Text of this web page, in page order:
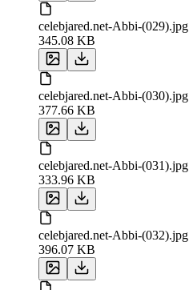
celebjared.net-Abbi-(029).jpg
345.08 KB
celebjared.net-Abbi-(030).jpg
377.66 KB
celebjared.net-Abbi-(031).jpg
333.96 KB
celebjared.net-Abbi-(032).jpg
396.07 KB